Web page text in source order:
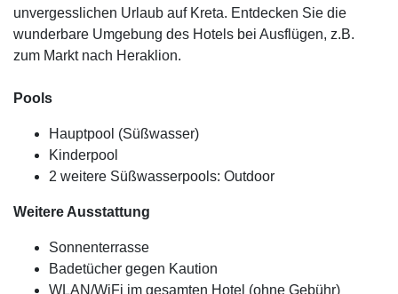
unvergesslichen Urlaub auf Kreta. Entdecken Sie die
wunderbare Umgebung des Hotels bei Ausflügen, z.B.
zum Markt nach Heraklion.
Pools
Hauptpool (Süßwasser)
Kinderpool
2 weitere Süßwasserpools: Outdoor
Weitere Ausstattung
Sonnenterrasse
Badetücher gegen Kaution
WLAN/WiFi im gesamten Hotel (ohne Gebühr)